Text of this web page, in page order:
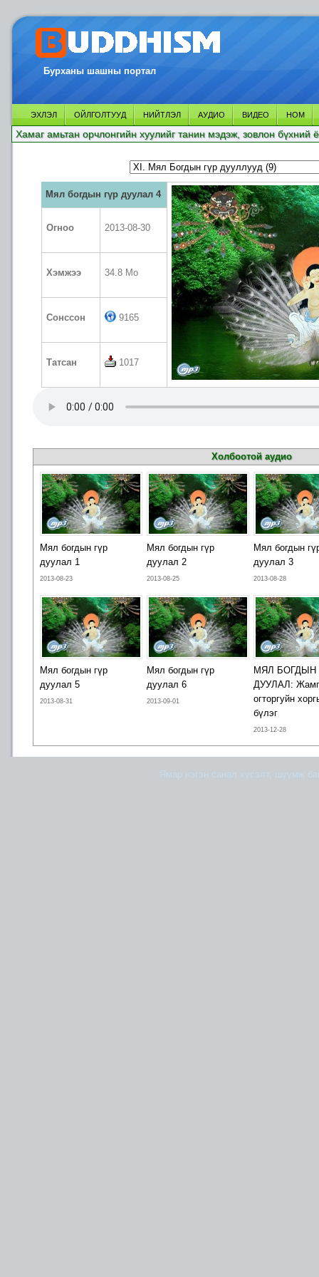
Бурханы шашны портал
ЭХЛЭЛ ОЙЛГОЛТУУД НИЙТЛЭЛ АУДИО ВИДЕО НОМ
Хамаг амьтан орчлонгийн хуулийг танин мэдэж, зовлон бүхний
Мял богдын гүр дуулал 4
Огноо 2013-08-30
Хэмжээ 34.8 Mo
Сонссон 9165
Татсан 1017
Холбоотой аудио
Мял богдын гүр
дуулал 1
2013-08-23
Мял богдын гүр
дуулал 2
2013-08-25
Мял богдын
дуулал 3
2013-08-28
Мял богдын гүр
дуулал 5
2013-08-31
Мял богдын гүр
дуулал 6
2013-09-01
МЯЛ БОГДЫН
ДУУЛАЛ:
огторгуйн
бүлэг
2013-12-28
Ямар нэгэн санал хүсэлт, шүүмж